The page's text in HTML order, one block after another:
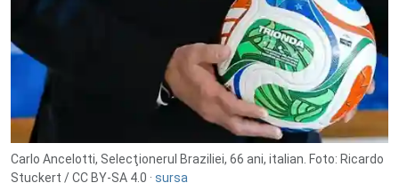
Carlo Ancelotti, Selecţionerul Braziliei, 66 ani, italian. Foto: Ricardo
Stuckert / CC BY-SA 4.0 · sursa